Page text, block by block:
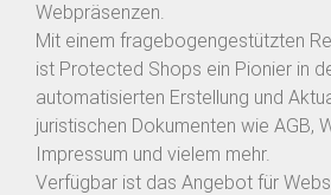
Webpräsenzen.
Mit einem fragebogengestützten
ist Protected Shops ein Pionier in
automatisierten Erstellung und
juristischen Dokumenten wie AGB,
Impressum und vielem mehr.
Verfügbar ist das Angebot für